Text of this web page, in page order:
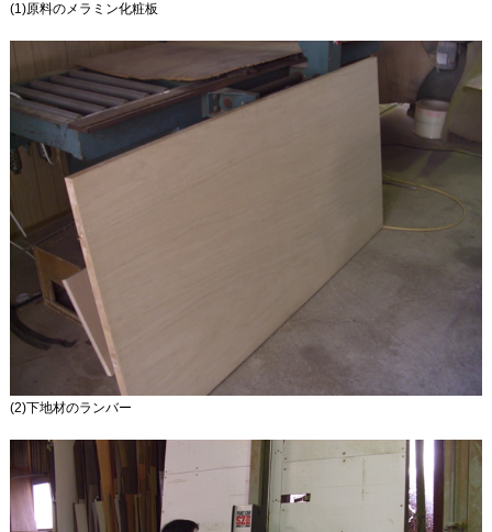
(1)原料のメラミン化粧板
(2)下地材のランバー